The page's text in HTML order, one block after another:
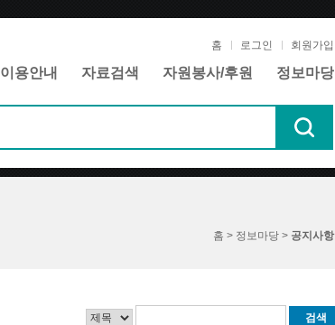
홈 로그인 회원가입
이용안내 자료검색 자원봉사/후원 정보마당
홈 > 정보마당 > 공지사항
검색